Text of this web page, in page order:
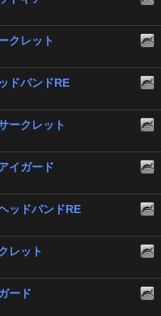
クレット
ドバンドRE
ークレット
イガード
ッドバンドRE
レット
ード